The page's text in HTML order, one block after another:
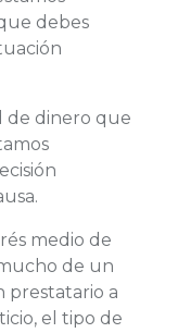
debes
de dinero que
medio de
de un
prestatario a
el tipo de